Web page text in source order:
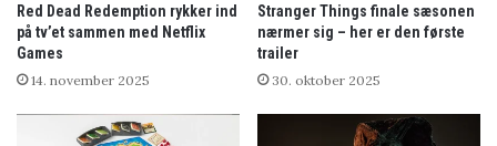
Red Dead Redemption rykker ind
på tv’et sammen med Netflix
Games
14. november 2025
Stranger Things finale sæsonen
nærmer sig – her er den første
trailer
30. oktober 2025